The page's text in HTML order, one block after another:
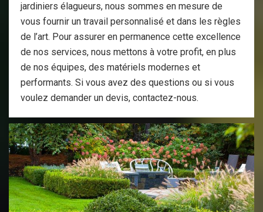
jardiniers élagueurs, nous sommes en mesure de
vous fournir un travail personnalisé et dans les règles
de l’art. Pour assurer en permanence cette excellence
de nos services, nous mettons à votre profit, en plus
de nos équipes, des matériels modernes et
performants. Si vous avez des questions ou si vous
voulez demander un devis, contactez-nous.